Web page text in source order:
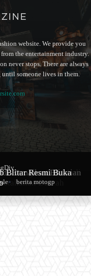
Pangan, GPM Jadi
Daerah
Ramaikan Blitarian
Blitar Resmi Buka
website. We provide you
the entertainment industry.
never stops. There are always
someone lives in them.
berita motogp